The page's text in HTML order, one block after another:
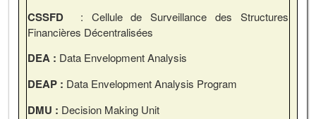
CSSFD: Cellule de Surveillance des Structures
Financières Décentralisées
DEA : Data Envelopment Analysis
DEAP : Data Envelopment Analysis Program
DMU : Decision Making Unit